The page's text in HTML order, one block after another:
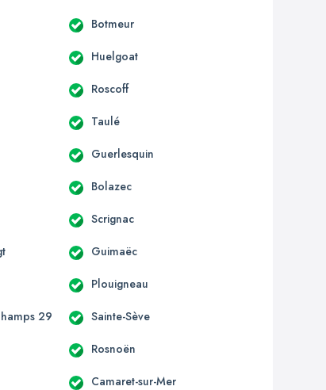
Botmeur
Huelgoat
Roscoff
Taulé
Guerlesquin
Bolazec
Scrignac
Guimaëc
Plouigneau
29 Sainte-Sève
Rosnoën
Camaret-sur-Mer